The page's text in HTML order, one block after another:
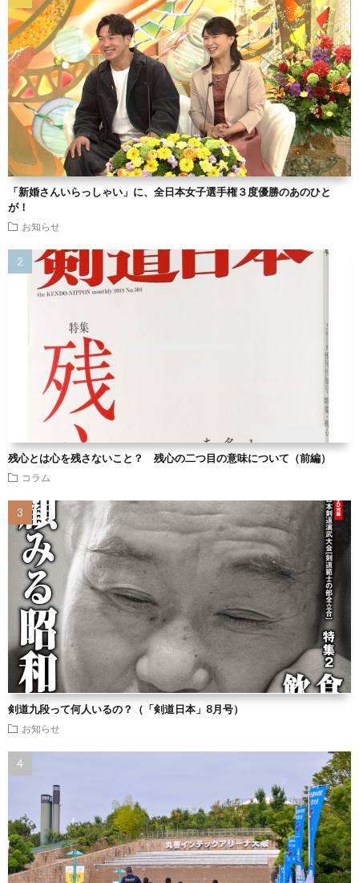
「新婚さんいらっしゃい」に、全日本女子選手権３度優勝のあのひと
が！
お知らせ
残心とは心を残さないこと？ 残心の二つ目の意味について（前編）
コラム
剣道九段って何人いるの？（「剣道日本」8月号）
お知らせ